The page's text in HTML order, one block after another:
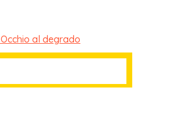
Occhio al degrado